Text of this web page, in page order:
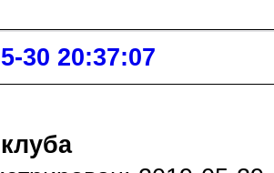
30 20:37:07